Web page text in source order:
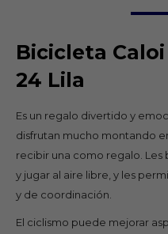
Bicicleta
24 Lila
Es un regalo divertido y
disfrutan mucho montando
recibir una como regalo.
y jugar al aire libre, y les
y de coordinación.
El ciclismo puede mejorar